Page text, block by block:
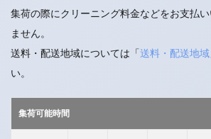
集荷の際にクリーニング料金などをお支払
ません。
送料・配送地域については「送料・配送地域
い。
集荷可能時間